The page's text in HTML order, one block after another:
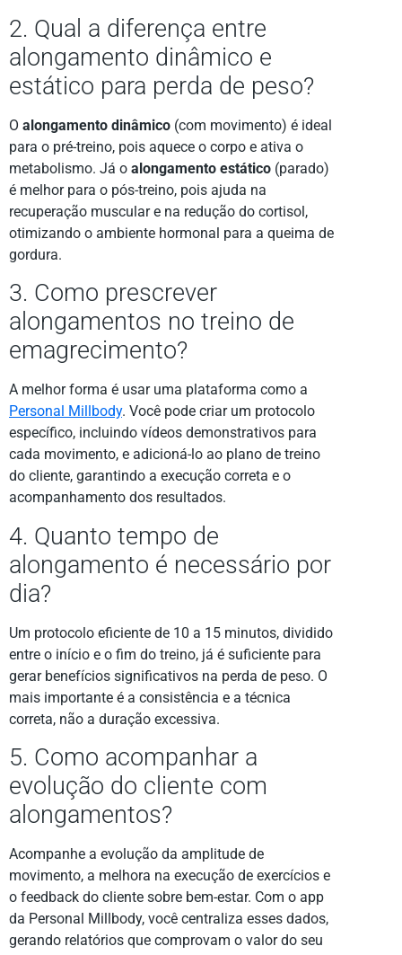
2. Qual a diferença entre
alongamento dinâmico e
estático para perda de peso?
O alongamento dinâmico (com movimento) é ideal
para o pré-treino, pois aquece o corpo e ativa o
metabolismo. Já o alongamento estático (parado)
é melhor para o pós-treino, pois ajuda na
recuperação muscular e na redução do cortisol,
otimizando o ambiente hormonal para a queima de
gordura.
3. Como prescrever
alongamentos no treino de
emagrecimento?
A melhor forma é usar uma plataforma como a
Personal Millbody. Você pode criar um protocolo
específico, incluindo vídeos demonstrativos para
cada movimento, e adicioná-lo ao plano de treino
do cliente, garantindo a execução correta e o
acompanhamento dos resultados.
4. Quanto tempo de
alongamento é necessário por
dia?
Um protocolo eficiente de 10 a 15 minutos, dividido
entre o início e o fim do treino, já é suficiente para
gerar benefícios significativos na perda de peso. O
mais importante é a consistência e a técnica
correta, não a duração excessiva.
5. Como acompanhar a
evolução do cliente com
alongamentos?
Acompanhe a evolução da amplitude de
movimento, a melhora na execução de exercícios e
o feedback do cliente sobre bem-estar. Com o app
da Personal Millbody, você centraliza esses dados,
gerando relatórios que comprovam o valor do seu